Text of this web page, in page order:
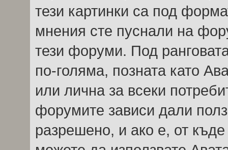
тези картинки са под
мнения сте пуснали на
тези форуми. Под
по-голяма, позната като
или лична за всеки
форумите зависи дали
разрешено, и ако е, от